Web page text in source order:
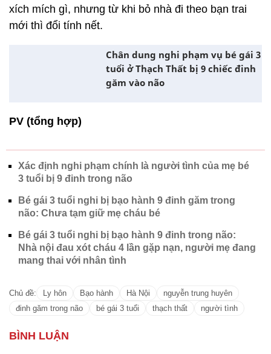
xích mích gì, nhưng từ khi bỏ nhà đi theo bạn trai
mới thì đổi tính nết.
Chân dung nghi phạm vụ bé gái 3
tuổi ở Thạch Thất bị 9 chiếc đinh
găm vào não
PV (tổng hợp)
Xác định nghi phạm chính là người tình của mẹ bé
3 tuổi bị 9 đinh trong não
Bé gái 3 tuổi nghi bị bạo hành 9 đinh găm trong
não: Chưa tạm giữ mẹ cháu bé
Bé gái 3 tuổi nghi bị bạo hành 9 đinh trong não:
Nhà nội đau xót cháu 4 lần gặp nạn, người mẹ đang
mang thai với nhân tình
Chủ đề: Ly hôn Bạo hành Hà Nội
nguyễn trung huyên
đinh găm trong não
bé gái 3 tuổi thạch thất người tình